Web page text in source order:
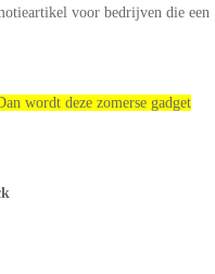
voor bedrijven die een
wordt deze zomerse gadget